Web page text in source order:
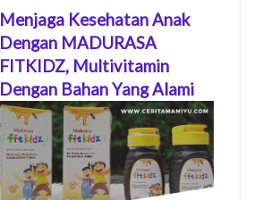
Menjaga Kesehatan Anak
Dengan MADURASA
FITKIDZ, Multivitamin
Dengan Bahan Yang Alami